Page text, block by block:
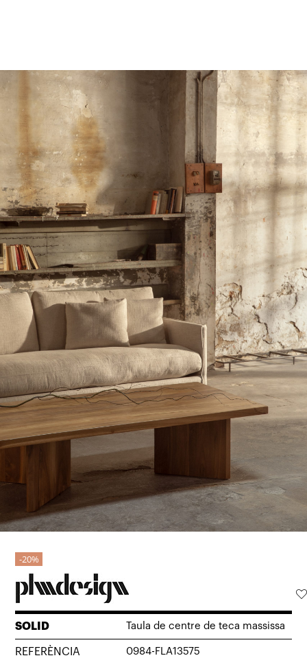
20%
SOLID Taula de centre de teca massissa
REFERÈNCIA 0984-FLA13575